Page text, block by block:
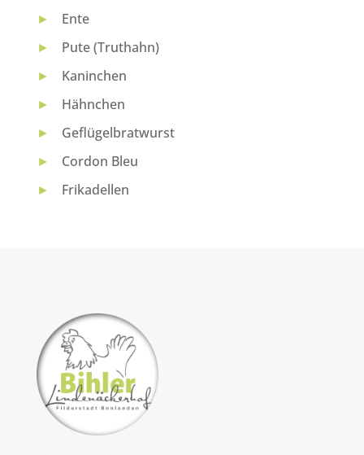
►
Ente
►
Pute (Truthahn)
►
Kaninchen
►
Hähnchen
►
Geflügelbratwurst
►
Cordon Bleu
►
Frikadellen